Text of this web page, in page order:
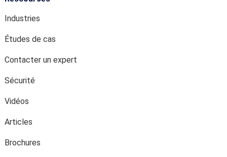
Sécurité
Vidéos
Articles
Brochures
A propos de nous
Trouver une succursale